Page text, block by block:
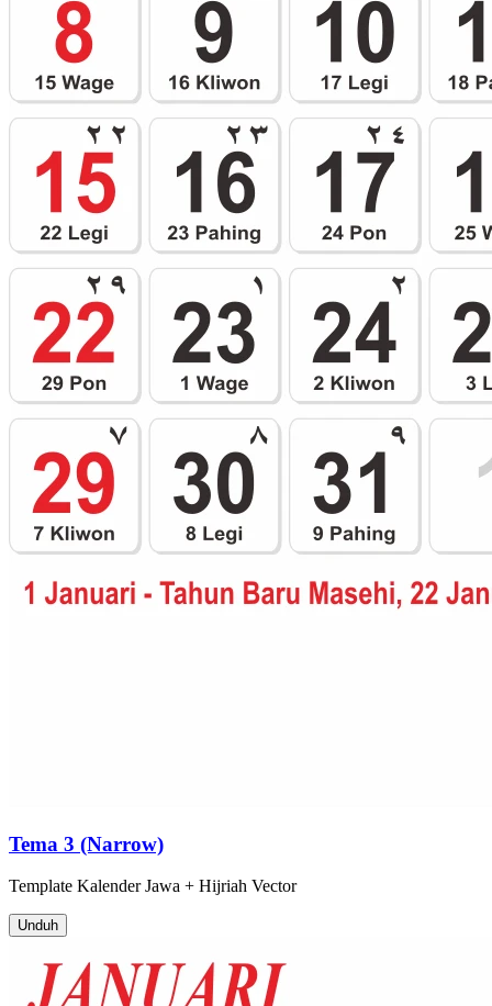
Tema 3 (Narrow)
Template Kalender Jawa + Hijriah Vector
Unduh